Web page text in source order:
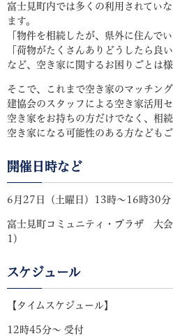
富士見町内では多くの利用されてい
ます。
「物件を相続したが、県外に住んで
「荷物がたくさんありどうしたら良
など、空き家に関するお困りごとは様
そこで、これまで空き家のマッチン
建協会のスタッフによる空き家活用
空き家をお持ちの方だけでなく、相
空き家になる可能性のある方などもご
開催日時など
6月27日（土曜日）13時～16時30分
富士見町コミュニティ・プラザ 大
1）
スケジュール
​【タイムスケジュール】
12時45分～ 受付